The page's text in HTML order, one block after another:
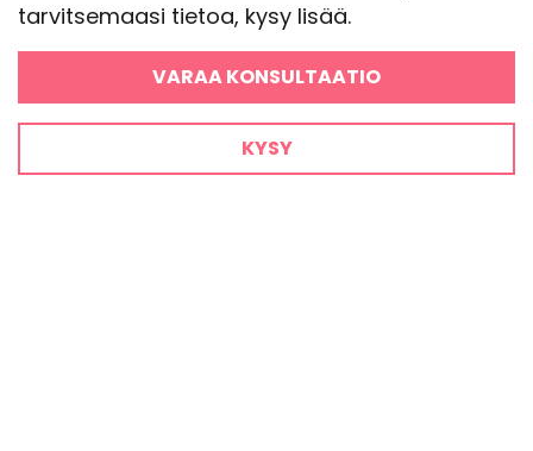
tarvitsemaasi tietoa, kysy lisää.
VARAA KONSULTAATIO
KYSY